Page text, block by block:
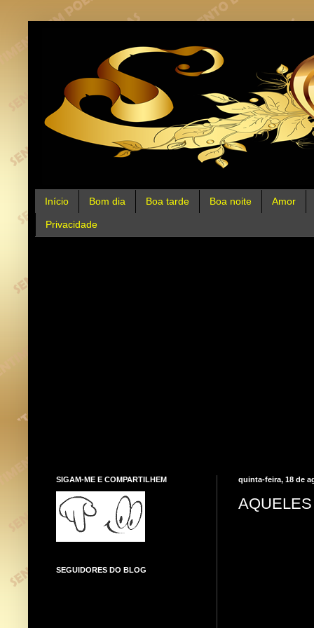
Início Bom dia Boa tarde Boa noite Amor
Privacidade
quinta-feira, 18 de
SIGAM-ME E COMPARTILHEM
SEGUIDORES DO BLOG